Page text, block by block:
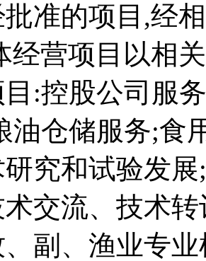
准的项目,经
经营项目以相
:控股公司服
油仓储服务;食
究和试验发
交流、技术
副、渔业专